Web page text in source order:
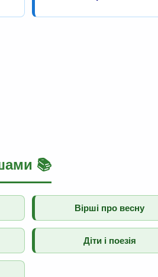
📚
Вірші про весну
Діти і поезія